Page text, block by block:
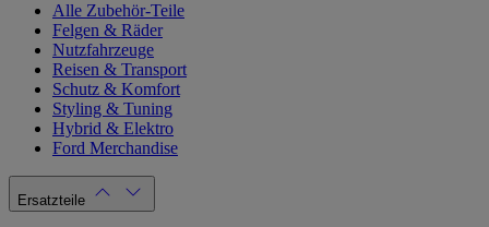
Alle Zubehör-Teile
Felgen & Räder
Nutzfahrzeuge
Reisen & Transport
Schutz & Komfort
Styling & Tuning
Hybrid & Elektro
Ford Merchandise
Ersatzteile